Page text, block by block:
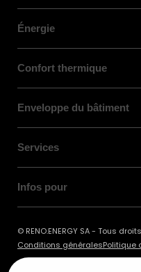
Énergie
Confort thermique
Enveloppe du bâtiment
Services
Infos pour
© RENO.ENERGY SA - Tous
Conditions généralesPolitique